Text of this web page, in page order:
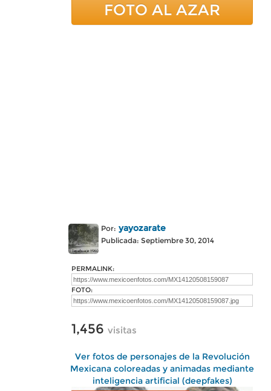
FOTO AL AZAR
Por: yayozarate
Publicada: Septiembre 30, 2014
PERMALINK:
FOTO:
1,456 visitas
Ver fotos de personajes de la Revolución
Mexicana coloreadas y animadas mediante
inteligencia artificial (deepfakes)